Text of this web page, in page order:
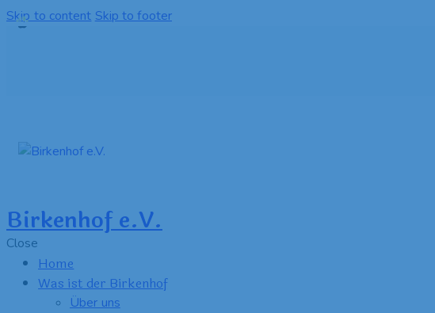
Skip to content Skip to footer
Birkenhof e.V.
Close
Home
Was ist der Birkenhof
Über uns